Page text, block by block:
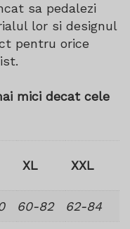
sa pedalezi
lor si designul
pentru orice
mici decat cele
XL XXL
60-82 62-84